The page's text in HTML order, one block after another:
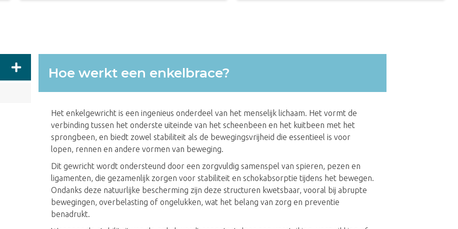
Hoe werkt een enkelbrace?
Het enkelgewricht is een ingenieus onderdeel van het menselijk lichaam. Het vormt de
verbinding tussen het onderste uiteinde van het scheenbeen en het kuitbeen met het
sprongbeen, en biedt zowel stabiliteit als de bewegingsvrijheid die essentieel is voor
lopen, rennen en andere vormen van beweging.
Dit gewricht wordt ondersteund door een zorgvuldig samenspel van spieren, pezen en
ligamenten, die gezamenlijk zorgen voor stabiliteit en schokabsorptie tijdens het bewegen.
Ondanks deze natuurlijke bescherming zijn deze structuren kwetsbaar, vooral bij abrupte
bewegingen, overbelasting of ongelukken, wat het belang van zorg en preventie
benadrukt.